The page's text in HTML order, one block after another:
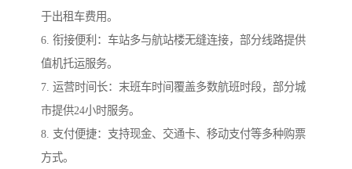
于出租车费用。
6. 衔接便利：车站多与航站楼无缝连接，部分线路提供
值机托运服务。
7. 运营时间长：末班车时间覆盖多数航班时段，部分城
市提供24小时服务。
8. 支付便捷：支持现金、交通卡、移动支付等多种购票
方式。